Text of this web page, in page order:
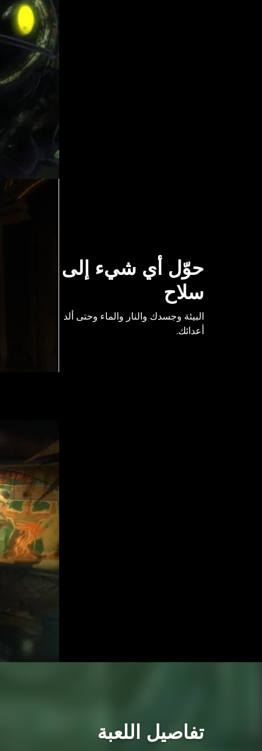
حوّل أي شيء إلى
سلاح
البيئة وجسدك والنار والماء وحتى ألد
أعدائك.
تفاصيل اللعبة